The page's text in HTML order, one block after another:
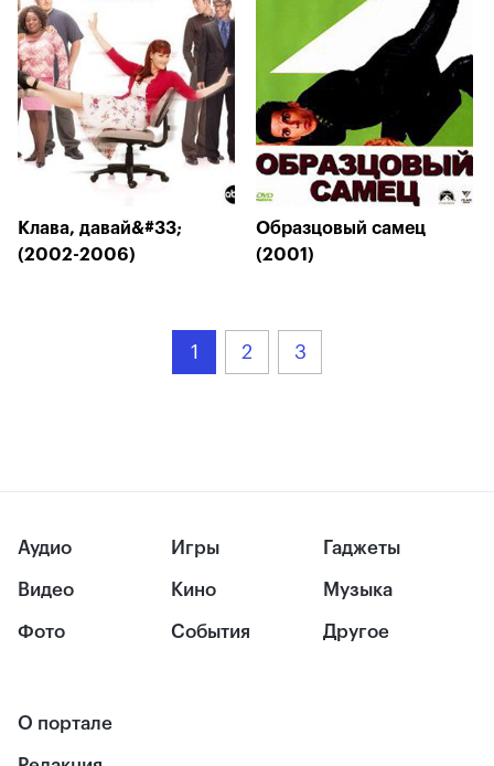
Клава, давай&#33;
(2002-2006)
Образцовый самец
(2001)
1 2 3
Аудио
Видео
Фото
Игры
Кино
События
Гаджеты
Музыка
Другое
О портале